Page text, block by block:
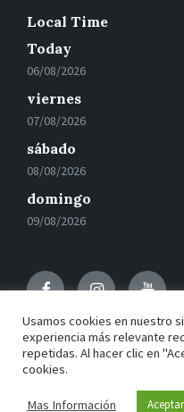
Local Time
Today
06/08/2026
viernes
07/08/2026
sábado
08/08/2026
domingo
09/08/2026
FacebookInstagram
© 2021 Motilla del
Usamos cookies en nuestro
experiencia más relevante
repetidas. Al hacer clic en
cookies.
Mas Información Aceptar